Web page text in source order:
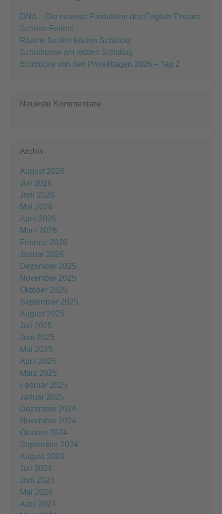
DNA – Die neueste Produktion des English Theatre
Schöne Ferien!
Räume für den letzten Schultag
Schulbusse am letzten Schultag
Eindrücke von den Projekttagen 2026 – Tag 2
Neueste Kommentare
Archiv
August 2026
Juli 2026
Juni 2026
Mai 2026
April 2026
März 2026
Februar 2026
Januar 2026
Dezember 2025
November 2025
Oktober 2025
September 2025
August 2025
Juli 2025
Juni 2025
Mai 2025
April 2025
März 2025
Februar 2025
Januar 2025
Dezember 2024
November 2024
Oktober 2024
September 2024
August 2024
Juli 2024
Juni 2024
Mai 2024
April 2024